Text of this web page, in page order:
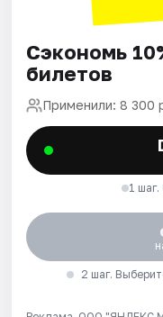
Сэкономь
билетов
Применили: 8 300
1
2 шаг.